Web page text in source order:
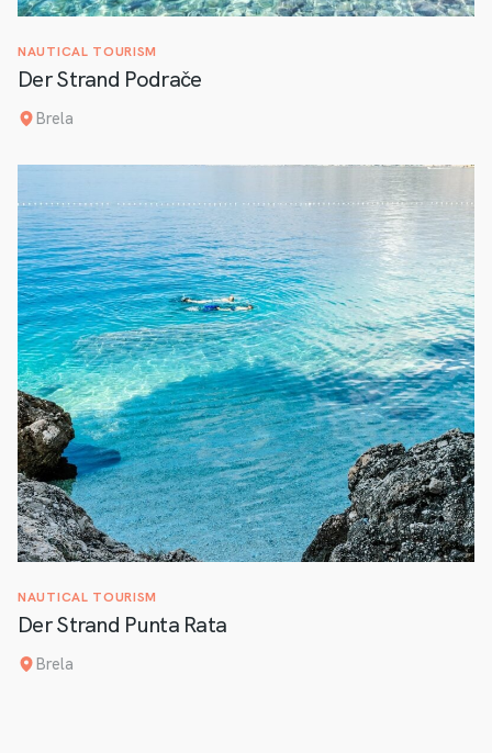
NAUTICAL TOURISM
Der Strand Podrače
Brela
NAUTICAL TOURISM
Der Strand Punta Rata
Brela